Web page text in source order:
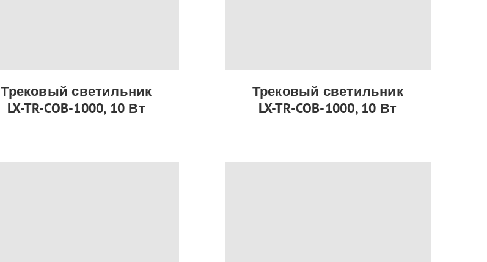
Трековый светильник
LX-TR-COB-1000, 10 Вт
Трековый светильник
LX-TR-COB-1000, 10 Вт